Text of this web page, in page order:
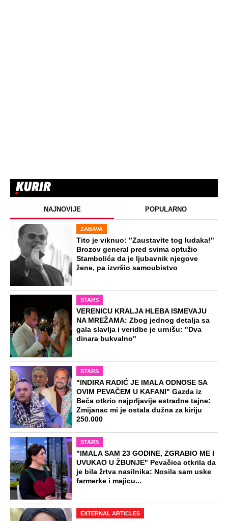
NAJNOVIJE POPULARNO
ZABAVA
Tito je viknuo: "Zaustavite tog ludaka!"
Brozov general pred svima optužio
Stambolića da je ljubavnik njegove
žene, pa izvršio samoubistvo
STARS
VERENICU KRALJA HLEBA ISMEVAJU
NA MREŽAMA: Zbog jednog detalja sa
gala slavlja i veridbe je urnišu: "Dva
dinara bukvalno"
STARS
"INDIRA RADIĆ JE IMALA ODNOSE SA
OVIM PEVAČEM U KAFANI" Gazda iz
Beča otkrio najprljavije estradne tajne:
Zmijanac mi je ostala dužna za kiriju
250.000
STARS
"IMALA SAM 23 GODINE, ZGRABIO ME I
UVUKAO U ŽBUNJE" Pevačica otkrila da
je bila žrtva nasilnika: Nosila sam uske
farmerke i majicu...
EXTERNAL ARTICLES